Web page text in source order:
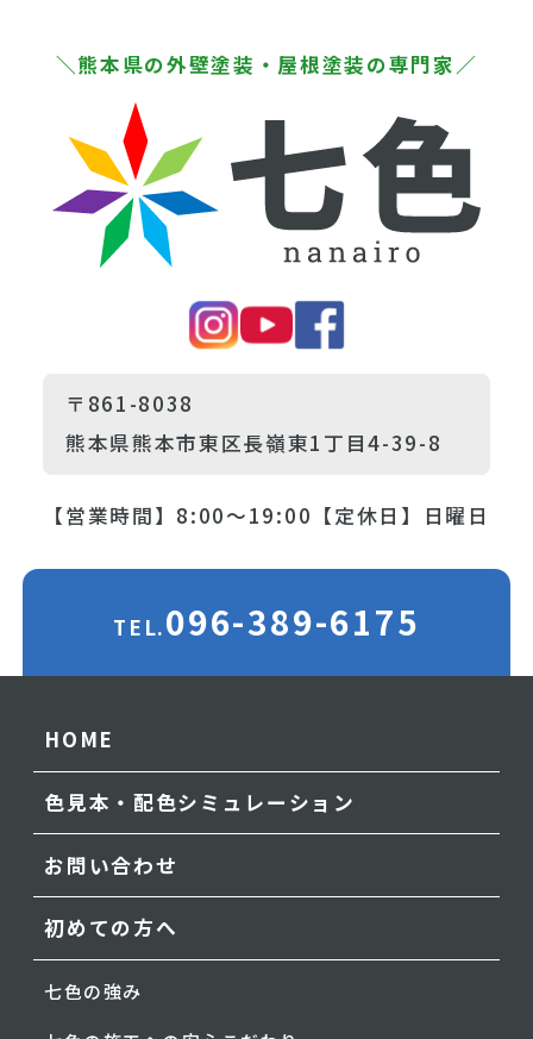
＼熊本県の外壁塗装・屋根塗装の専門家／
〒861-8038
熊本県熊本市東区長嶺東1丁目4-39-8
【営業時間】8:00～19:00 【定休日】日曜日
TEL.096-389-6175
HOME
色見本・配色シミュレーション
お問い合わせ
初めての方へ
七色の強み